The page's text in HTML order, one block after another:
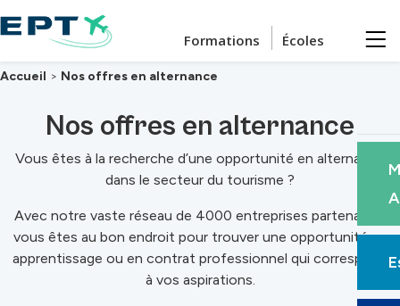
Formations Écoles
Accueil > Nos offres en alternance
Nos offres en alternance
Vous êtes à la recherche d’une opportunité en alternance
dans le secteur du tourisme ?
Avec notre vaste réseau de 4000 entreprises partenaires,
vous êtes au bon endroit pour trouver une opportunité en
apprentissage ou en contrat professionnel qui correspond
à vos aspirations.